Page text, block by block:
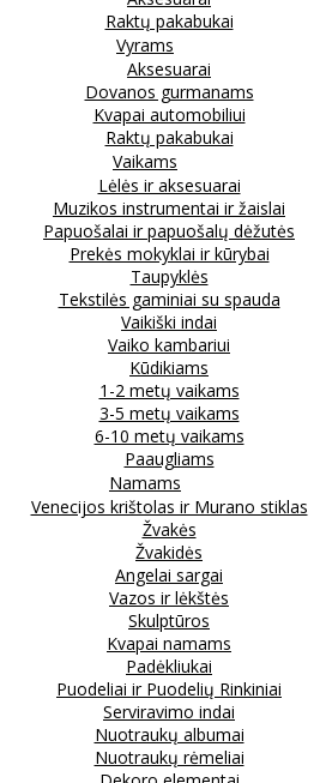
Raktų pakabukai
Vyrams
Aksesuarai
Dovanos gurmanams
Kvapai automobiliui
Raktų pakabukai
Vaikams
Lėlės ir aksesuarai
Muzikos instrumentai ir žaislai
Papuošalai ir papuošalų dėžutės
Prekės mokyklai ir kūrybai
Taupyklės
Tekstilės gaminiai su spauda
Vaikiški indai
Vaiko kambariui
Kūdikiams
1-2 metų vaikams
3-5 metų vaikams
6-10 metų vaikams
Paaugliams
Namams
Venecijos krištolas ir Murano stiklas
Žvakės
Žvakidės
Angelai sargai
Vazos ir lėkštės
Skulptūros
Kvapai namams
Padėkliukai
Puodeliai ir Puodelių Rinkiniai
Serviravimo indai
Nuotraukų albumai
Nuotraukų rėmeliai